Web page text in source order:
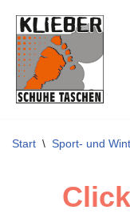
Zum
Inhalt
springen
Start \ Sport- und